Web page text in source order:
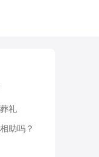
礼
助吗？